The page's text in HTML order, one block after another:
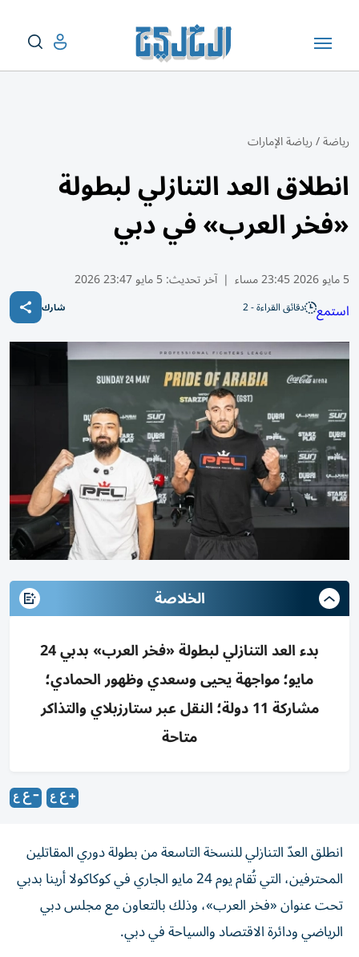
رياضة/رياضة الإمارات
انطلاق العد التنازلي لبطولة
«فخر العرب» في دبي
5 مايو 2026 23:45 مساء | آخر تحديث:5 مايو 23:47 2026
استمع دقائق القراءة - 2 شارك
الخلاصة
بدء العد التنازلي لبطولة «فخر العرب» بدبي 24
مايو؛ مواجهة يحيى وسعدي وظهور الحمادي؛
مشاركة 11 دولة؛ النقل عبر ستارزبلاي والتذاكر
متاحة
انطلق العدّ التنازلي للنسخة التاسعة من بطولة دوري المقاتلين
المحترفين، التي تُقام يوم 24 مايو الجاري في كوكاكولا أرينا بدبي
تحت عنوان «فخر العرب»، وذلك بالتعاون مع مجلس دبي
الرياضي ودائرة الاقتصاد والسياحة في دبي.